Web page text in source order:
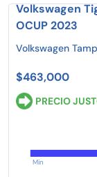
Volkswagen
OCUP 2023
Volkswagen
$463,000
PRECIO
Min